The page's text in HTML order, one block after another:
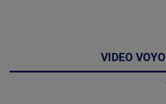
VIDEO VOYO